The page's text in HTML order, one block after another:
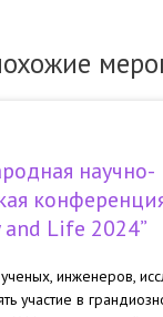
научно-
and Life 2024”
инженеров,
участие в